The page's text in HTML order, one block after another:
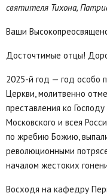
святителя Тихона,
Ваши
Досточтимые отцы!
2025-й год — год особо
Церкви, молитвенно
преставления ко
Московского и всея
по жребию Божию,
революционными
началом жестоких
Восходя на кафедру